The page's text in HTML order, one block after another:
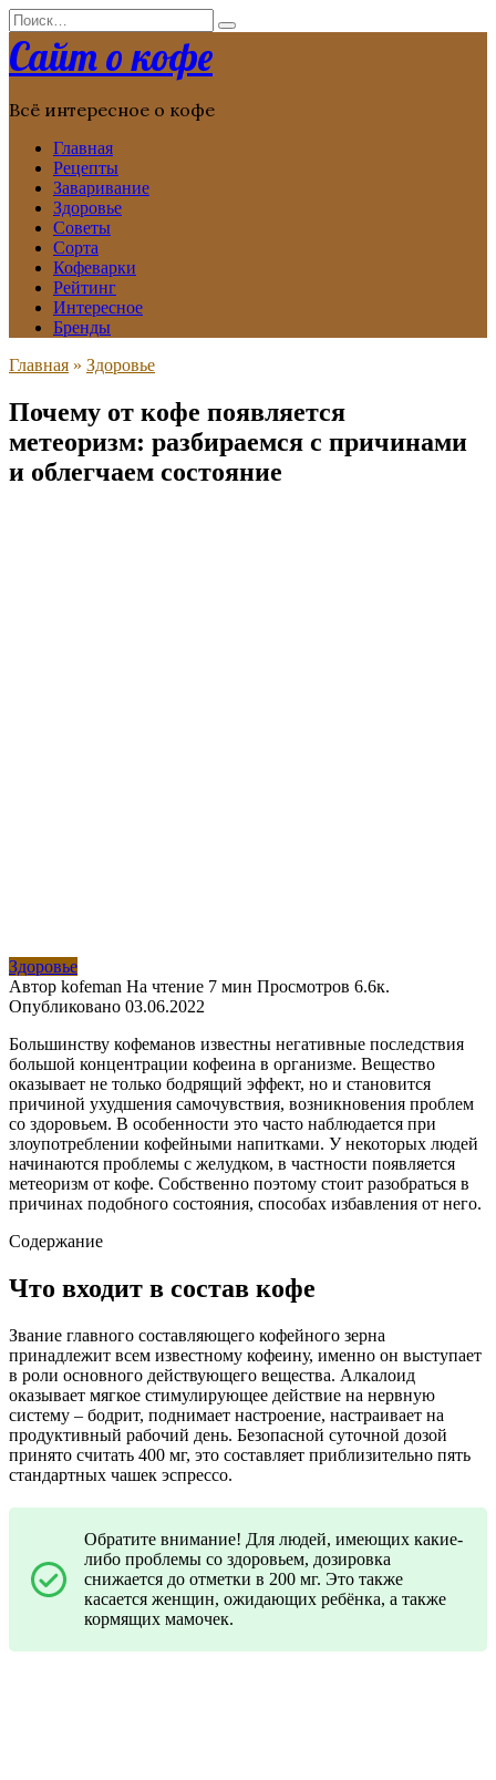
Перейти
к
содержанию
Search
for:
Сайт о кофе
Всё интересное о кофе
Главная
Рецепты
Заваривание
Здоровье
Советы
Сорта
Кофеварки
Рейтинг
Интересное
Бренды
Главная » Здоровье
Почему от кофе появляется
метеоризм: разбираемся с причинами
и облегчаем состояние
Здоровье
Автор kofeman На чтение 7 мин Просмотров 6.6к.
Опубликовано 03.06.2022
Большинству кофеманов известны негативные последствия
большой концентрации кофеина в организме. Вещество
оказывает не только бодрящий эффект, но и становится
причиной ухудшения самочувствия, возникновения проблем
со здоровьем. В особенности это часто наблюдается при
злоупотреблении кофейными напитками. У некоторых людей
начинаются проблемы с желудком, в частности появляется
метеоризм от кофе. Собственно поэтому стоит разобраться в
причинах подобного состояния, способах избавления от него.
Содержание
Что входит в состав кофе
Звание главного составляющего кофейного зерна
принадлежит всем известному кофеину, именно он выступает
в роли основного действующего вещества. Алкалоид
оказывает мягкое стимулирующее действие на нервную
систему – бодрит, поднимает настроение, настраивает на
продуктивный рабочий день. Безопасной суточной дозой
принято считать 400 мг, это составляет приблизительно пять
стандартных чашек эспрессо.
Обратите внимание! Для людей, имеющих какие-
либо проблемы со здоровьем, дозировка
снижается до отметки в 200 мг. Это также
касается женщин, ожидающих ребёнка, а также
кормящих мамочек.